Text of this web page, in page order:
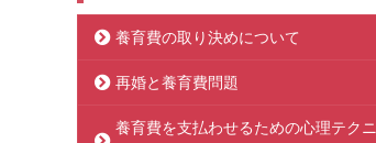
養育費の取り決めについて
再婚と養育費問題
養育費を支払わせるための心理テクニ